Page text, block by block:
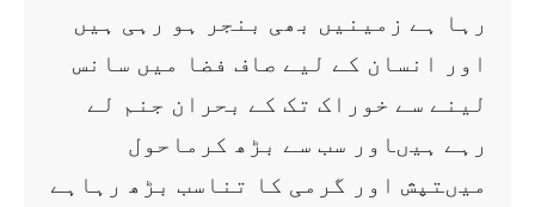
رہا ہے زمینیں بھی بنجر ہو رہی ہیں
اور انسان کے لیے صاف فضا میں سانس
لینے سے خوراک تک کے بحران جنم لے
رہے ہیںاور سب سے بڑھ کرماحول
میںتپش اور گرمی کا تناسب بڑھ رہاہے